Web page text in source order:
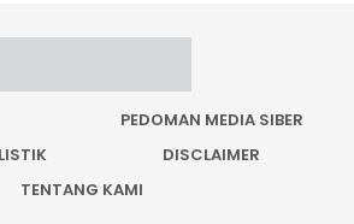
PEDOMAN MEDIA SIBER
DISCLAIMER
TENTANG KAMI